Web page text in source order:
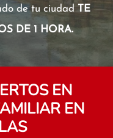
de tu ciudadTE
DE 1 HORA.
EN
EN